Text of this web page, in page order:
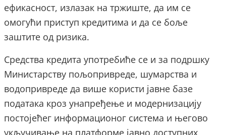
ефикасност, излазак на тржиште, да им се
омогући приступ кредитима и да се боље
заштите од ризика.
Средства кредита употребиће се и за подршку
Министарству пољопривреде, шумарства и
водопривреде да више користи јавне базе
података кроз унапређење и модернизацију
постојећег информационог система и његово
укључивање на платформе јавно доступних